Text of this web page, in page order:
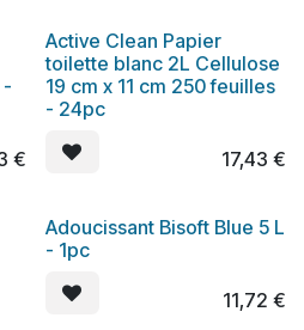
-
€
Active Clean Papier
toilette blanc 2L Cellulose
19 cm x 11 cm 250 feuilles
- 24pc
17,43 €
Adoucissant Bisoft Blue 5 L
- 1pc
11,72 €